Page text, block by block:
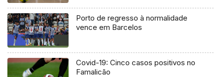
Porto de regresso à normalidade
vence em Barcelos
Covid-19: Cinco casos positivos no
Famalicão